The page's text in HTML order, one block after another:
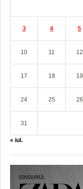
3 4 5
10 11 12
17 18 19
24 25 26
31
« iul.